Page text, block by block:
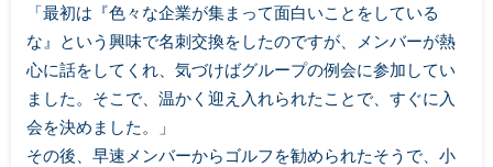
「最初は『色々な企業が集まって面白いことをしている
な』という興味で名刺交換をしたのですが、メンバーが熱
心に話をしてくれ、気づけばグループの例会に参加してい
ました。そこで、温かく迎え入れられたことで、すぐに入
会を決めました。」
その後、早速メンバーからゴルフを勧められたそうで、小